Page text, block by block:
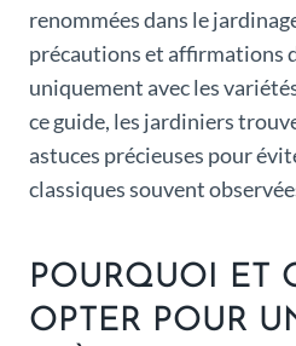
renommées dans le
précautions et affirmations
uniquement avec les
ce guide, les jardiniers
astuces précieuses pour
classiques souvent
POURQUOI ET
OPTER POUR